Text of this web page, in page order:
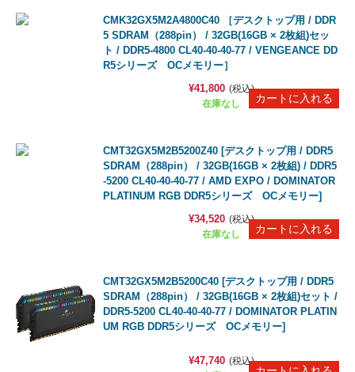
CMK32GX5M2A4800C40 ［デスクトップ用 / DDR
5 SDRAM（288pin） / 32GB(16GB × 2枚組)セッ
ト / DDR5-4800 CL40-40-40-77 / VENGEANCE DD
R5シリーズ OCメモリー］
在庫なし
¥41,800 (税込)
CMT32GX5M2B5200Z40 [デスクトップ用 / DDR5
SDRAM（288pin） / 32GB(16GB × 2枚組) / DDR5
-5200 CL40-40-40-77 / AMD EXPO / DOMINATOR
PLATINUM RGB DDR5シリーズ OCメモリー]
在庫なし
¥34,520 (税込)
CMT32GX5M2B5200C40 [デスクトップ用 / DDR5
SDRAM（288pin） / 32GB(16GB × 2枚組)セット /
DDR5-5200 CL40-40-40-77 / DOMINATOR PLATIN
UM RGB DDR5シリーズ OCメモリー]
¥47,740 (税込)